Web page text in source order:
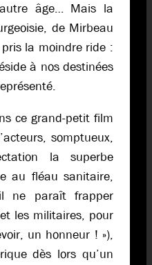
âge… Mais la
de Mirbeau
la moindre ride :
à nos destinées
ce grand-petit film
somptueux,
la superbe
au fléau sanitaire,
ne paraît frapper
les militaires, pour
un honneur ! »),
dès lors qu’un